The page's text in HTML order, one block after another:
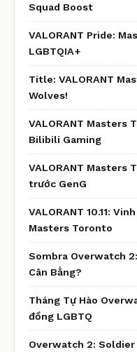
Squad Boost
VALORANT Pride:
LGBTQIA+
Title: VALORANT
Wolves!
VALORANT Masters
Bilibili Gaming
VALORANT Masters
trước GenG
VALORANT 10.11:
Masters Toronto
Sombra Overwatch
Cân Bằng?
Tháng Tự Hào
đồng LGBTQ
Overwatch 2: